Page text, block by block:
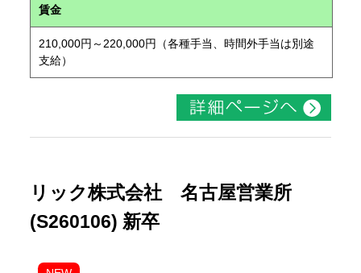
賃金
210,000円～220,000円（各種手当、時間外手当は別途
支給）
リック株式会社 名古屋営業所
(S260106) 新卒